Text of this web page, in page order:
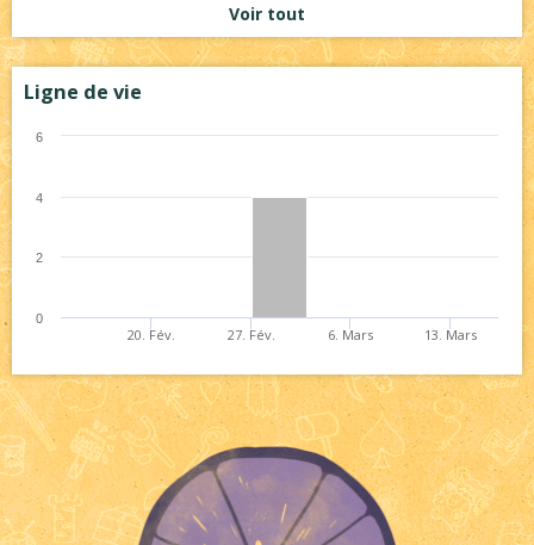
Voir tout
Ligne de vie
20. Fév. 27. Fév. 6. Mars 13. Mars
0
2
4
6